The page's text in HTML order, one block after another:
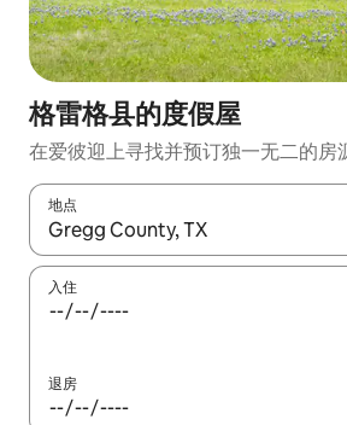
格雷格县的度假屋
在爱彼迎上寻找并预订独一无二的房
地点
如有搜索结果，请使用上下方向键查看
入住
退房